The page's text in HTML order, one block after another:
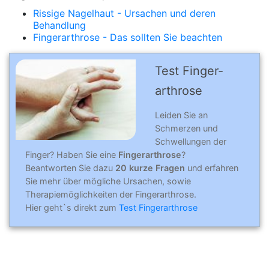
Rissige Nagelhaut - Ursachen und deren
Behandlung
Fingerarthrose - Das sollten Sie beachten
Test Finger­
arthro­se
Leiden Sie an
Schmerzen und
Schwellungen der
Finger? Haben Sie eine Fingerarthrose?
Beantworten Sie dazu 20 kurze Fragen und erfahren
Sie mehr über mögliche Ursachen, sowie
Therapiemöglichkeiten der Fingerarthrose.
Hier geht`s direkt zum Test Fingerarthrose